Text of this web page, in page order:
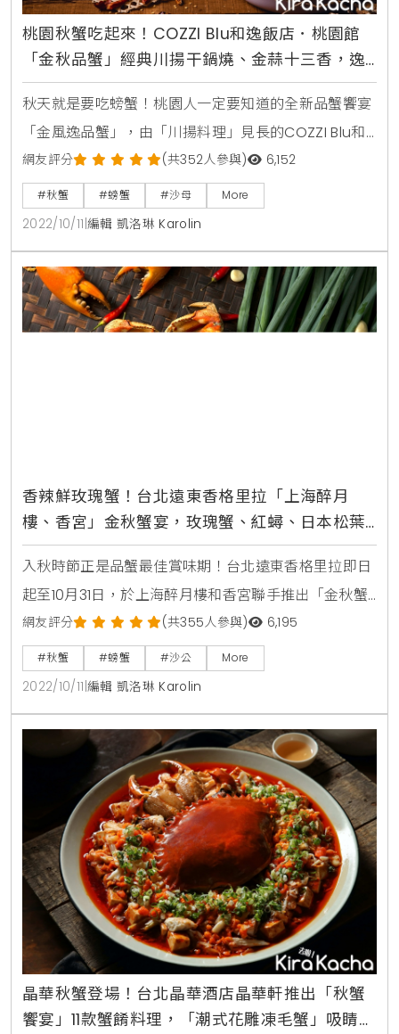
桃園秋蟹吃起來！COZZI Blu和逸飯店．桃園館
「金秋品蟹」經典川揚干鍋燒、金蒜十三香，逸
薈軒限定開吃
秋天就是要吃螃蟹！桃園人一定要知道的全新品蟹饗宴
「金風逸品蟹」，由「川揚料理」見長的COZZI Blu和
逸飯店．桃園館「逸薈軒」主廚團隊精心打造。自10月
15日起至12月31日止限期販售，供饕客自由選擇喜愛的
三款活蟹與其限定推出的料理手法，旭蟹售價1180元、
沙公2180元、沙母2280元，以單隻計價，須另加一成
服務費，並於三天前完成預訂。「逸薈軒」主廚團隊特
選來自澳洲純淨水域的「旭蟹」、「沙公」
網友評分 (共352人參與) 6,152
#秋蟹 #螃蟹 #沙母 More
2022/10/11 編輯 凱洛琳 Karolin
香辣鮮玫瑰蟹！台北遠東香格里拉「上海醉月
樓、香宮」金秋蟹宴，玫瑰蟹、紅蟳、日本松葉
蟹、大沙公、花蟹，美味限時開吃
入秋時節正是品蟹最佳賞味期！台北遠東香格里拉即日
起至10月31日，於上海醉月樓和香宮聯手推出「金秋蟹
宴」，集結當季肥美蟹種，例如玫瑰蟹、紅蟳、日本松
葉蟹、大沙公、花蟹等，以清蒸、火炒、酥炸、入餡等
料理方式，呈現多元品蟹體驗。其中上海醉月樓由賴忠
舜主廚掌杓，以滬式手法變化出多款佳餚，其中「香辣
鮮玫瑰蟹」將新鮮玫瑰蟹切塊下鍋油炸後撈出，利用剛
酥炸過的蟹油炒蛋，並加入香辣醬、紅蔥頭及蒜頭增添
風味，再將蟹
網友評分 (共355人參與) 6,195
#秋蟹 #螃蟹 #沙公 More
2022/10/11 編輯 凱洛琳 Karolin
晶華秋蟹登場！台北晶華酒店晶華軒推出「秋蟹
饗宴」11款蟹餚料理，「潮式花雕凍毛蟹」吸睛、